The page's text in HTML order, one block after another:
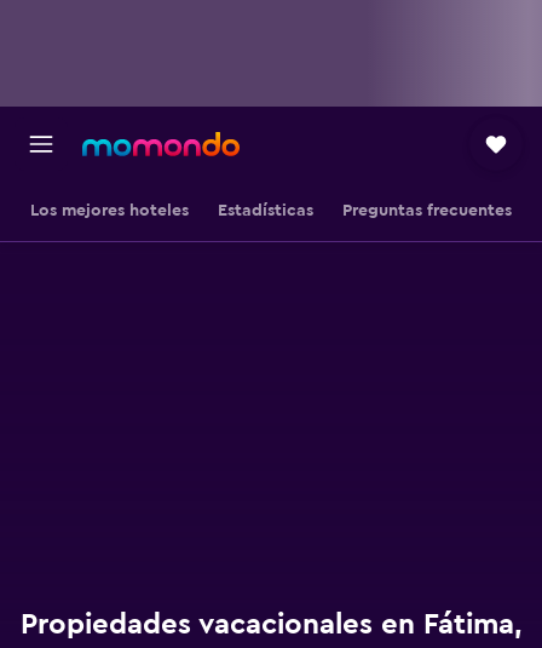
Los mejores hoteles Estadísticas Preguntas frecuentes
Propiedades vacacionales en Fátima,